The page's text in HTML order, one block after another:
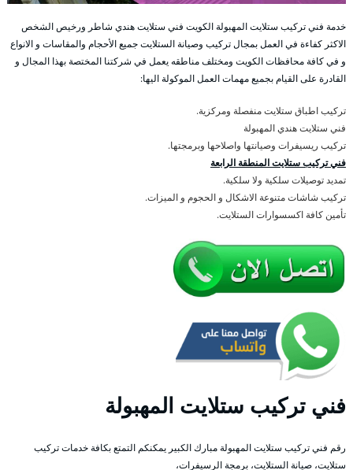
خدمة فني تركيب ستلايت المهبولة الكويت فني ستلايت هندي شاطر ورخيص الشخص
الاكثر كفاءة في العمل بمجال تركيب وصيانة الستلايت جميع الأحجام والمقاسات و الانواع
و في كافة محافظات الكويت ومختلف مناطقه يعمل في شركتنا المختصة بهذا المجال و
القادرة على القيام بجميع مهمات العمل الموكولة اليها:
تركيب اطباق ستلايت منفصلة ومركزية.
فني ستلايت هندي المهبولة
تركيب ريسيفرات وصيانتها واصلاحها وبرمجتها.
فني تركيب ستلايت المنطقة الرابعة
تمديد توصيلات سلكية ولا سلكية.
تركيب شاشات متنوعة الاشكال و الحجوم و الميزات.
تأمين كافة اكسسوارات الستلايت.
فني تركيب ستلايت المهبولة
رقم فني تركيب ستلايت المهبولة مبارك الكبير يمكنكم التمتع بكافة خدمات تركيب
ستلايت، صيانة الستلايت، برمجة الرسيفرات،